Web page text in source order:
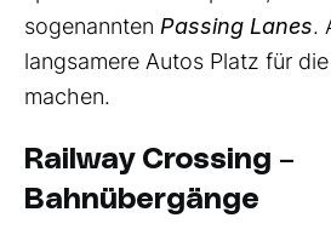
sogenannten Passing Lanes.
langsamere Autos Platz für
machen.
Railway Crossing –
Bahnübergänge